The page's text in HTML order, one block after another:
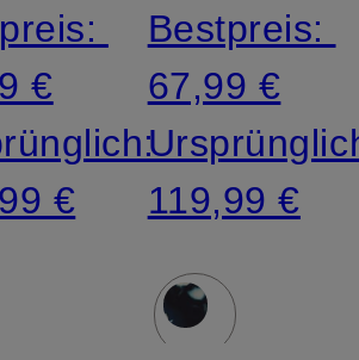
€
€
Bestpreis:
67,99 €
119,99 €